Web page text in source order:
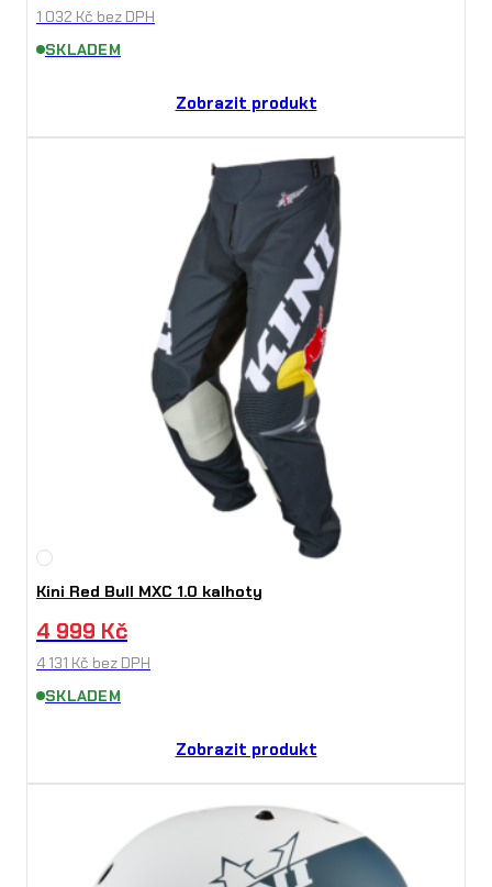
1 032 Kč bez DPH
SKLADEM
Zobrazit produkt
Kini Red Bull MXC 1.0 kalhoty
4 999 Kč
4 131 Kč bez DPH
SKLADEM
Zobrazit produkt